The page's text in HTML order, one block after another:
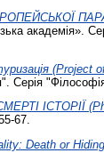
академія».
(Project
Серія
ІСТОРІЇ
67.
Death or Hiding